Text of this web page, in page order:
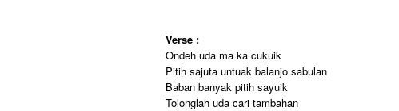
Verse :
Ondeh uda ma ka cukuik
Pitih sajuta untuak balanjo sabulan
Baban banyak pitih sayuik
Tolonglah uda cari tambahan